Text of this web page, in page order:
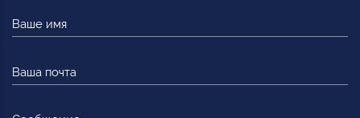
имя
почта
Сообщение